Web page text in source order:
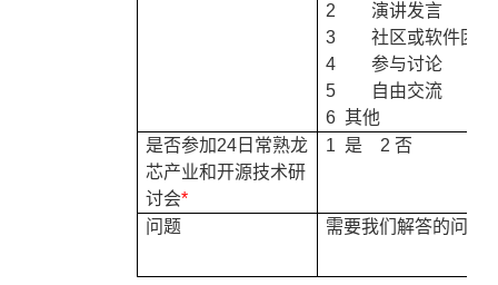
2
演讲发言
3
社区或软件团
4
参与讨论
5
自由交流
6 其他
是否参加24 日常熟龙
芯产业和开源技术研
讨会*
1 是 2否
问题 需要我们解答的问题